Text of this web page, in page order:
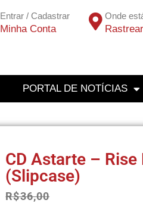
Entrar / Cadastrar
Minha Conta
Onde
PORTAL DE NOTÍCIAS
CD Astarte –
(Slipcase)
R$36,00